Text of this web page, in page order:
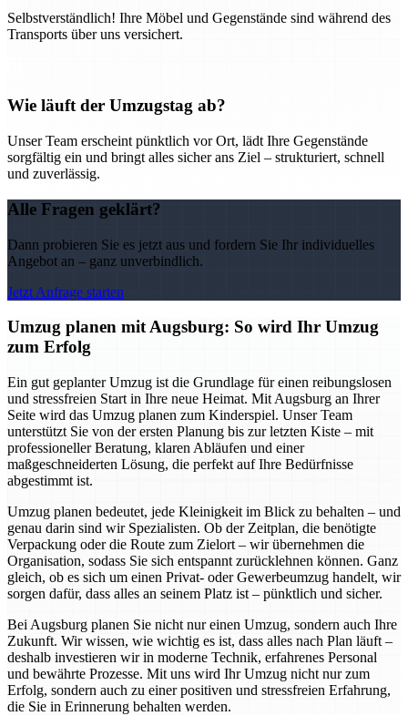
Selbstverständlich! Ihre Möbel und Gegenstände sind während des
Transports über uns versichert.
Wie läuft der Umzugstag ab?
Unser Team erscheint pünktlich vor Ort, lädt Ihre Gegenstände
sorgfältig ein und bringt alles sicher ans Ziel – strukturiert, schnell
und zuverlässig.
Alle Fragen geklärt?
Dann probieren Sie es jetzt aus und fordern Sie Ihr individuelles
Angebot an – ganz unverbindlich.
Jetzt Anfrage starten
Umzug planen mit Augsburg: So wird Ihr Umzug
zum Erfolg
Ein gut geplanter Umzug ist die Grundlage für einen reibungslosen
und stressfreien Start in Ihre neue Heimat. Mit Augsburg an Ihrer
Seite wird das Umzug planen zum Kinderspiel. Unser Team
unterstützt Sie von der ersten Planung bis zur letzten Kiste – mit
professioneller Beratung, klaren Abläufen und einer
maßgeschneiderten Lösung, die perfekt auf Ihre Bedürfnisse
abgestimmt ist.
Umzug planen bedeutet, jede Kleinigkeit im Blick zu behalten – und
genau darin sind wir Spezialisten. Ob der Zeitplan, die benötigte
Verpackung oder die Route zum Zielort – wir übernehmen die
Organisation, sodass Sie sich entspannt zurücklehnen können. Ganz
gleich, ob es sich um einen Privat- oder Gewerbeumzug handelt, wir
sorgen dafür, dass alles an seinem Platz ist – pünktlich und sicher.
Bei Augsburg planen Sie nicht nur einen Umzug, sondern auch Ihre
Zukunft. Wir wissen, wie wichtig es ist, dass alles nach Plan läuft –
deshalb investieren wir in moderne Technik, erfahrenes Personal
und bewährte Prozesse. Mit uns wird Ihr Umzug nicht nur zum
Erfolg, sondern auch zu einer positiven und stressfreien Erfahrung,
die Sie in Erinnerung behalten werden.